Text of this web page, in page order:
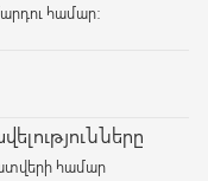
համար:
համար